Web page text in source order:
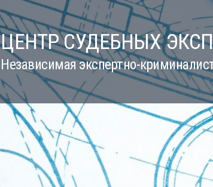
ЦЕНТР СУДЕБНЫХ
Независимая экспертно-